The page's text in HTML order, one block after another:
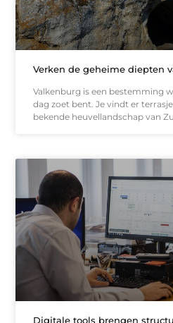
Verken de geheime diepten
Valkenburg is een bestemming
dag zoet bent. Je vindt er
bekende heuvellandschap van
Digitale tools brengen